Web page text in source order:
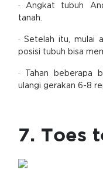
· Angkat tubuh
tanah.
· Setelah itu, mulai
posisi tubuh bisa
· Tahan beberapa
ulangi gerakan 6-8
7. Toes